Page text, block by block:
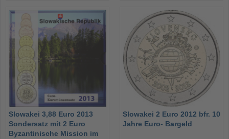
Slowakei 3,88 Euro 2013
Sondersatz mit 2 Euro
Byzantinische Mission im
Slowakei 2 Euro 2012 bfr. 10
Jahre Euro- Bargeld